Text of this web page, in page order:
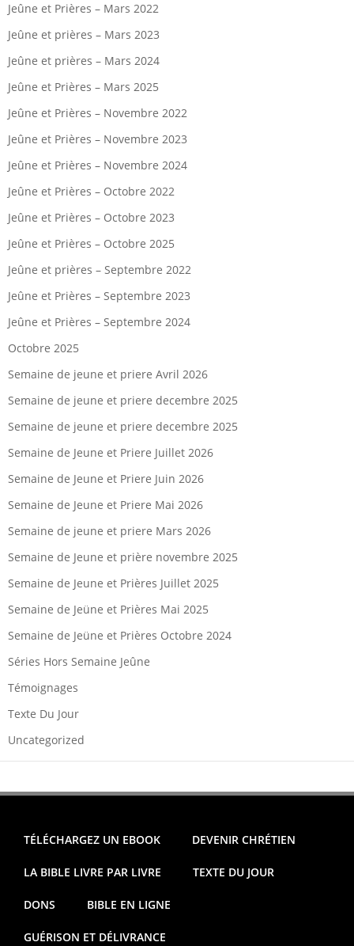
Jeûne et Prières – Mars 2022
Jeûne et prières – Mars 2023
Jeûne et prières – Mars 2024
Jeûne et Prières – Mars 2025
Jeûne et Prières – Novembre 2022
Jeûne et Prières – Novembre 2023
Jeûne et Prières – Novembre 2024
Jeûne et Prières – Octobre 2022
Jeûne et Prières – Octobre 2023
Jeûne et Prières – Octobre 2025
Jeûne et prières – Septembre 2022
Jeûne et Prières – Septembre 2023
Jeûne et Prières – Septembre 2024
Octobre 2025
Semaine de jeune et priere Avril 2026
Semaine de jeune et priere decembre 2025
Semaine de jeune et priere decembre 2025
Semaine de Jeune et Priere Juillet 2026
Semaine de Jeune et Priere Juin 2026
Semaine de Jeune et Priere Mai 2026
Semaine de jeune et priere Mars 2026
Semaine de Jeune et prière novembre 2025
Semaine de Jeune et Prières Juillet 2025
Semaine de Jeüne et Prières Mai 2025
Semaine de Jeüne et Prières Octobre 2024
Séries Hors Semaine Jeûne
Témoignages
Texte Du Jour
Uncategorized
TÉLÉCHARGEZ UN EBOOK DEVENIR CHRÉTIEN
LA BIBLE LIVRE PAR LIVRE TEXTE DU JOUR
DONS BIBLE EN LIGNE
GUÉRISON ET DÉLIVRANCE